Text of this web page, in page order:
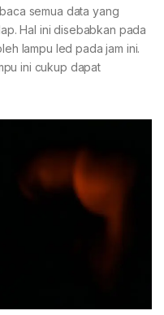
semua data yang
Hal ini disebabkan pada
lampu led pada jam ini.
ini cukup dapat